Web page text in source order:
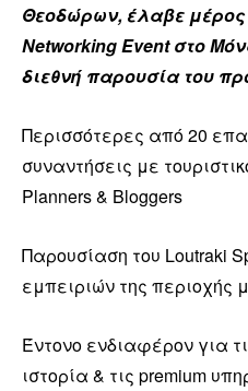
Θεοδώρων, έλαβε
Networking Event στο
διεθνή παρουσία του
Περισσότερες από 20
συναντήσεις με
Planners & Bloggers
Παρουσίαση του Loutraki
εμπειριών της περιοχής
Έντονο ενδιαφέρον για
ιστορία & τις premium